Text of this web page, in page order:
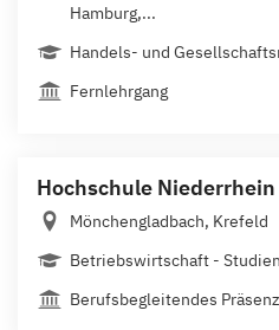
Hamburg,...
Handels- und
Fernlehrgang
Hochschule Niederrhein
Mönchengladbach, Krefeld
Betriebswirtschaft -
Berufsbegleitendes